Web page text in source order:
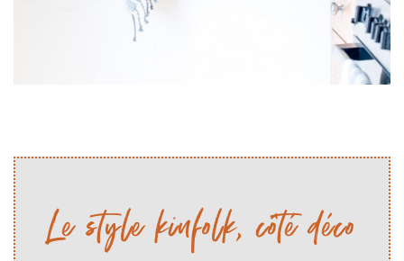
Le style kinfolk, côté déco